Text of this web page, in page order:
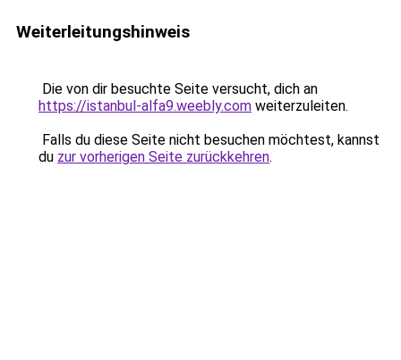
Weiterleitungshinweis
Die von dir besuchte Seite versucht, dich an
https://istanbul-alfa9.weebly.com weiterzuleiten.
Falls du diese Seite nicht besuchen möchtest, kannst
du zur vorherigen Seite zurückkehren.